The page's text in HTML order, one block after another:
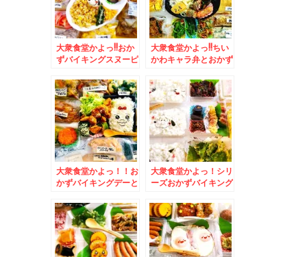
大衆食堂かよっ!!おか
ずバイキングスヌーピ
三平」さんの「塩ラー
メン」がやっぱり美味
しすぎるっ(*´艸`*)
大衆食堂かよっ!!ちい
かわキャラ弁とおかず
町「popoteポポッ
ト」さんの「しょうが
焼き定食」(*´艸`*)
大衆食堂かよっ！！お
かずバイキングデーと
＆簡単だけど病みつき
になる朝ごはんレシピ
♪レタス納豆ど～ん♪(*
´艸`*)
大衆食堂かよっ！シリ
ーズおかずバイキング
いえば「トニーズピ
ザ」の「フレッシュト
マトピザ」(*´艸`*)